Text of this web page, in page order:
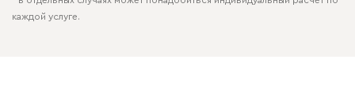
каждой услуге.